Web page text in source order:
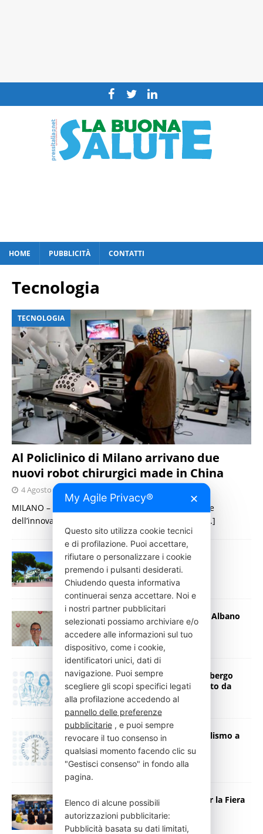
HOME PUBBLICITÀ CONTATTI
Tecnologia
TECNOLOGIA
Al Policlinico di Milano arrivano due
nuovi robot chirurgici made in China
4 Agosto 2026
MILANO – Il Policlinico di Milano accelera sul fronte
dell’innovazione e rafforza il proprio ecosistema
[…]
All’INI Grottaferrata arriva “Velys”
16 Luglio 2026 Press Italia
Chirurgia robotica del ginocchio ad Albano
Laziale
31 Marzo 2026 Press Italia
Telemedicina per gli anziani: Spilimbergo
all’avanguardia con il progetto ideato da
MedEA
17 Febbraio 2026 Press Italia
La realtà virtuale contro il cyberbullismo a
scuola
7 Febbraio 2026 Press Italia
Welfair: Nuove Date Annunciate per la Fiera
della Sanità
17 Febbraio 2025 Press Italia
My Agile Privacy® ✕
Questo sito utilizza cookie tecnici
e di profilazione. Puoi accettare,
rifiutare o personalizzare i cookie
premendo i pulsanti desiderati.
Chiudendo questa informativa
continuerai senza accettare. Noi e
i nostri partner pubblicitari
selezionati possiamo archiviare e/o
accedere alle informazioni sul tuo
dispositivo, come i cookie,
identificatori unici, dati di
navigazione. Puoi sempre
scegliere gli scopi specifici legati
alla profilazione accedendo al
pannello delle preferenze
pubblicitarie, e puoi sempre
revocare il tuo consenso in
qualsiasi momento facendo clic su
"Gestisci consenso" in fondo alla
pagina.
Elenco di alcune possibili
autorizzazioni pubblicitarie:
Pubblicità basata su dati limitati,